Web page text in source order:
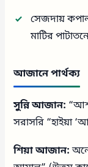
সেজদায়
মাটির
আজানে পার্থক্য
সুন্নি আজান:
সরাসরি “হাইয়া
শিয়া আজান: